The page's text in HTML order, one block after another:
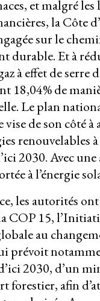
et malgré
la Côte
sur le
durable. Et à
à effet de serre
18,04% de
Le plan
de son côté
renouvelables
2030. Avec
à l’énergie
les autorités
COP 15,
au
prévoit
2030, d’un
forestier, afin